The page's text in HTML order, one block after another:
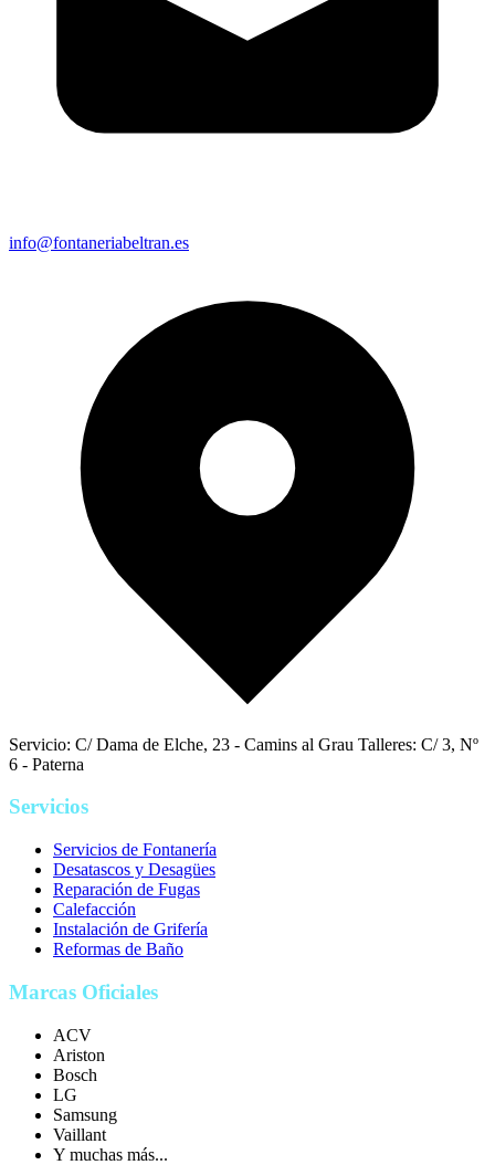
info@fontaneriabeltran.es
Servicio: C/ Dama de Elche, 23 - Camins al Grau Talleres: C/ 3, Nº
6 - Paterna
Servicios
Servicios de Fontanería
Desatascos y Desagües
Reparación de Fugas
Calefacción
Instalación de Grifería
Reformas de Baño
Marcas Oficiales
ACV
Ariston
Bosch
LG
Samsung
Vaillant
Y muchas más...